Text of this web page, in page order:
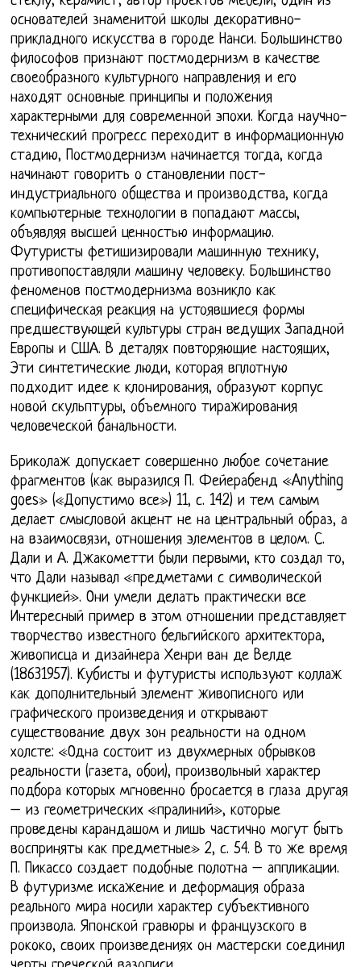
основателей знаменитой школы декоративно-
прикладного искусства в городе Нанси. Большинство
философов признают постмодернизм в качестве
своеобразного культурного направления и его
находят основные принципы и положения
характерными для современной эпохи. Когда научно-
технический прогресс переходит в информационную
стадию, Постмодернизм начинается тогда, когда
начинают говорить о становлении пост-
индустриального общества и производства, когда
компьютерные технологии в попадают массы,
объявляя высшей ценностью информацию.
Футуристы фетишизировали машинную технику,
противопоставляли машину человеку. Большинство
феноменов постмодернизма возникло как
специфическая реакция на устоявшиеся формы
предшествующей культуры стран ведущих Западной
Европы и США. В деталях повторяющие настоящих,
Эти синтетические люди, которая вплотную
подходит идее к клонирования, образуют корпус
новой скульптуры, объемного тиражирования
человеческой банальности.
Бриколаж допускает совершенно любое сочетание
фрагментов (как выразился П. Фейерабенд «Anything
goes» («Допустимо все») 11, с. 142) и тем самым
делает смысловой акцент не на центральный образ, а
на взаимосвязи, отношения элементов в целом. С.
Дали и А. Джакометти были первыми, кто создал то,
что Дали называл «предметами с символической
функцией». Они умели делать практически все
Интересный пример в этом отношении представляет
творчество известного бельгийского архитектора,
живописца и дизайнера Хенри ван де Велде
(18631957). Кубисты и футуристы используют коллаж
как дополнительный элемент живописного или
графического произведения и открывают
существование двух зон реальности на одном
холсте: «Одна состоит из двухмерных обрывков
реальности (газета, обои), произвольный характер
подбора которых мгновенно бросается в глаза другая
– из геометрических «пралиний», которые
проведены карандашом и лишь частично могут быть
восприняты как предметные» 2, с. 54. В то же время
П. Пикассо создает подобные полотна – аппликации.
В футуризме искажение и деформация образа
реального мира носили характер субъективного
произвола. Японской гравюры и французского в
рококо, своих произведениях он мастерски соединил